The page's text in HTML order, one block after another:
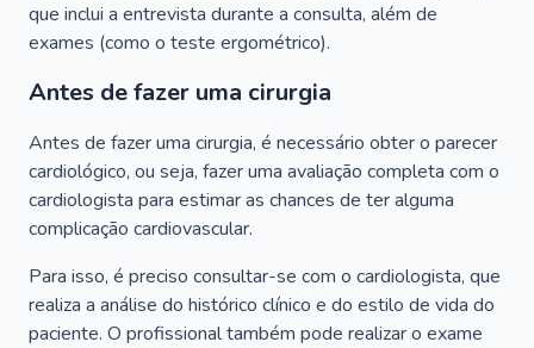
que inclui a entrevista durante a consulta, além de
exames (como o teste ergométrico).
Antes de fazer uma cirurgia
Antes de fazer uma cirurgia, é necessário obter o parecer
cardiológico, ou seja, fazer uma avaliação completa com o
cardiologista para estimar as chances de ter alguma
complicação cardiovascular.
Para isso, é preciso consultar-se com o cardiologista, que
realiza a análise do histórico clínico e do estilo de vida do
paciente. O profissional também pode realizar o exame